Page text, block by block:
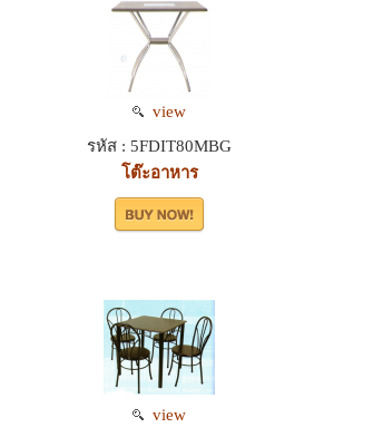
view
รหัส : 5FDIT80MBG
โต๊ะอาหาร
view